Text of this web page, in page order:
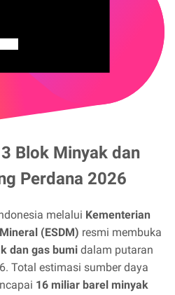
Blok Minyak dan
Perdana 2026
melalui Kementerian
(ESDM) resmi membuka
dan gas bumi dalam putaran
Total estimasi sumber daya
16 miliar barel minyak